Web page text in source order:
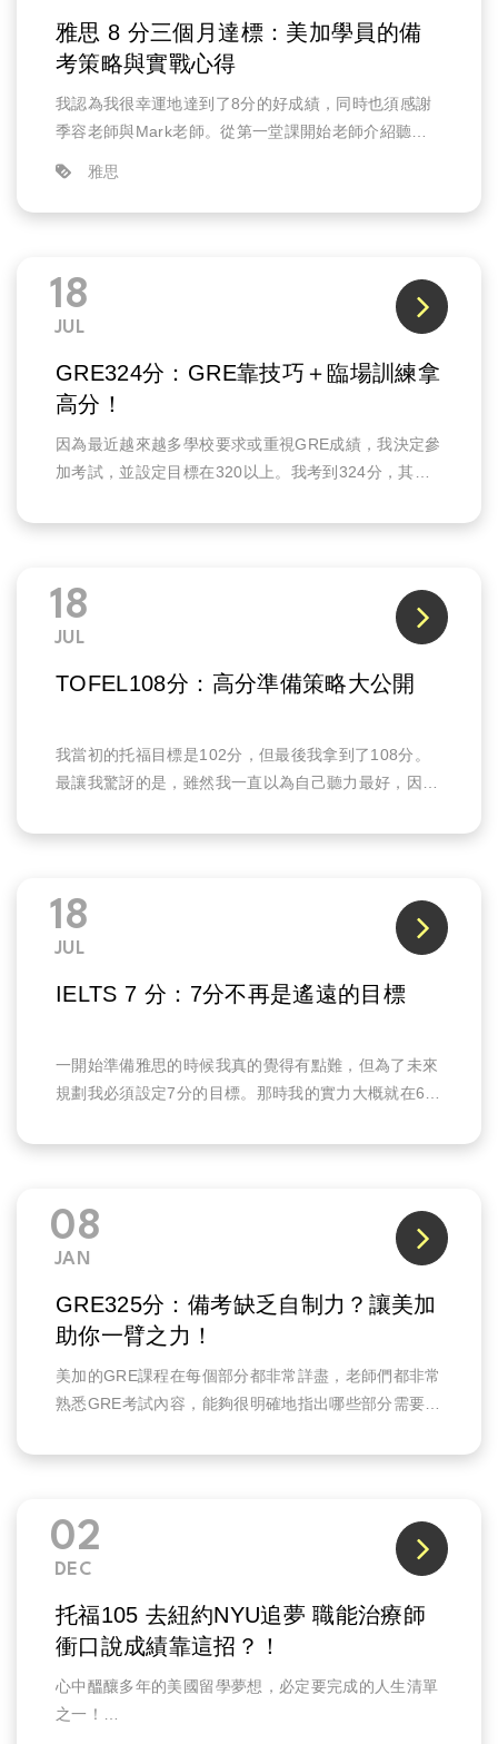
雅思 8 分三個月達標：美加學員的備
考策略與實戰心得
我認為我很幸運地達到了8分的好成績，同時也須感謝
季容老師與Mark老師。從第一堂課開始老師介紹聽、
說、讀、寫的評分標準以及考試的題數、時間分配等等
一開始直接瘋狂做題，這讓我對整個考試有一個通盤的
雅思
18
JUL
GRE324分：GRE靠技巧＋臨場訓練拿
高分！
因為最近越來越多學校要求或重視GRE成績，我決定參
加考試，並設定目標在320以上。我考到324分，其中
18
JUL
TOFEL108分：高分準備策略大公開
我當初的托福目標是102分，但最後我拿到了108分。
最讓我驚訝的是，雖然我一直以為自己聽力最好，因為
拿到了四個部分的最高分。
18
JUL
IELTS 7 分：7分不再是遙遠的目標
一開始準備雅思的時候我真的覺得有點難，但為了未來
規劃我必須設定7分的目標。那時我的實力大概就在6-
作，常常不知道該怎麼講、怎麼寫比較自然。那時候7
08
JAN
GRE325分：備考缺乏自制力？讓美加
助你一臂之力！
美加的GRE課程在每個部分都非常詳盡，老師們都非常
熟悉GRE考試內容，能夠很明確地指出哪些部分需要特
及大量的講義與真題一定能夠讓準備考試的過程更加順
02
DEC
托福105 去紐約NYU追夢 職能治療師
衝口說成績靠這招？！
心中醞釀多年的美國留學夢想，必定要完成的人生清單
之一！